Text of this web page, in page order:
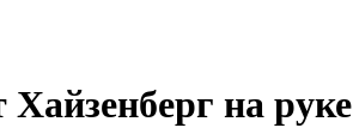
на руке